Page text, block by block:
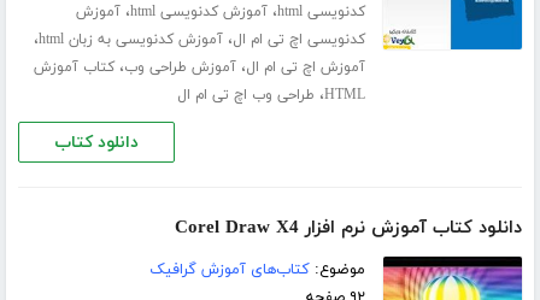
کدنویسی html
،آموزش کدنویسی html ،آموزش
کدنویسی اچ تی ام ال،آموزش کدنویسی به زبان html ،
آموزش اچ تی ام ال،آموزش طراحی وب،کتاب آموزش
HTML، طراحی وب اچ تی ام ال
دانلود کتاب
دانلود کتاب آموزش نرم افزار Corel Draw X4
موضوع:کتاب‌های آموزش گرافیک